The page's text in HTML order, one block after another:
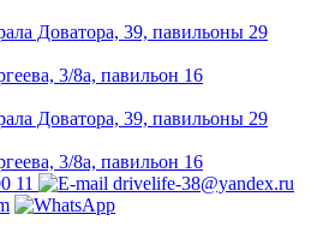
Доватора, 39, павильоны 29
3/8а, павильон 16
Доватора, 39, павильоны 29
3/8а, павильон 16
11
drivelife-38@yandex.ru